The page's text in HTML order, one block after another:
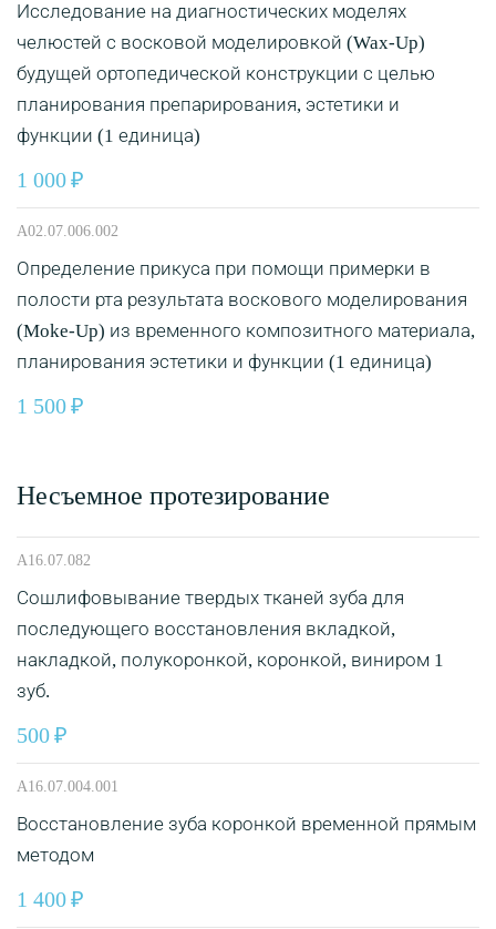
Исследование на диагностических моделях
челюстей с восковой моделировкой (Wax-Up)
будущей ортопедической конструкции с целью
планирования препарирования, эстетики и
функции (1 единица)
1 000
A02.07.006.002
Определение прикуса при помощи примерки в
полости рта результата воскового моделирования
(Moke-Up) из временного композитного материала,
планирования эстетики и функции (1 единица)
1 500
Несъемное протезирование
A16.07.082
Сошлифовывание твердых тканей зуба для
последующего восстановления вкладкой,
накладкой, полукоронкой, коронкой, виниром 1
зуб.
500
A16.07.004.001
Восстановление зуба коронкой временной прямым
методом
1 400